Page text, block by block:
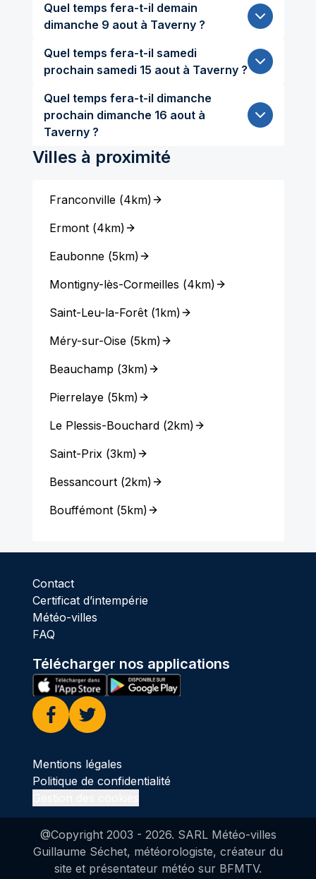
Quel temps fera-t-il demain
dimanche 9 aout à Taverny ?
Quel temps fera-t-il samedi
prochain samedi 15 aout à Taverny ?
Quel temps fera-t-il dimanche
prochain dimanche 16 aout à
Taverny ?
Villes à proximité
Franconville(4km)
Ermont(4km)
Eaubonne(5km)
Montigny-lès-Cormeilles (4km)
Saint-Leu-la-Forêt(1km)
Méry-sur-Oise(5km)
Beauchamp (3km)
Pierrelaye(5km)
Le Plessis-Bouchard(2km)
Saint-Prix(3km)
Bessancourt(2km)
Bouffémont(5km)
Contact
Certificat d’intempérie
Météo-villes
FAQ
Télécharger nos applications
Facebook
Twitter
Mentions légales
Politique de confidentialité
@Copyright 2003 - 2026. SARL Météo-villes
Guillaume Séchet, météorologiste, créateur du
site et présentateur météo sur BFMTV.